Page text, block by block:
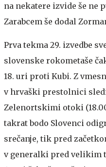
na nekatere izvide še ne
Zarabcem še dodal
Prva tekma 29. izvedbe
slovenske rokometaše
18. uri proti Kubi. Z
v hrvaški prestolnici
Zelenortskimi otoki
takrat bodo Slovenci
srečanje, tik pred
v generalki pred velikim